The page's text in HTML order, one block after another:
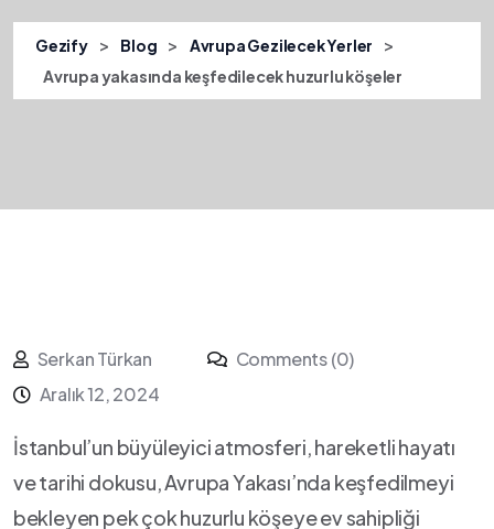
Gezify > Blog > Avrupa Gezilecek Yerler >
Avrupa yakasında keşfedilecek huzurlu köşeler
Serkan Türkan
Comments (0)
Aralık 12, 2024
İstanbul’un büyüleyici atmosferi, hareketli hayatı
ve tarihi dokusu, Avrupa Yakası’nda keşfedilmeyi
⁣bekleyen pek çok huzurlu⁣ köşeye ev sahipliği